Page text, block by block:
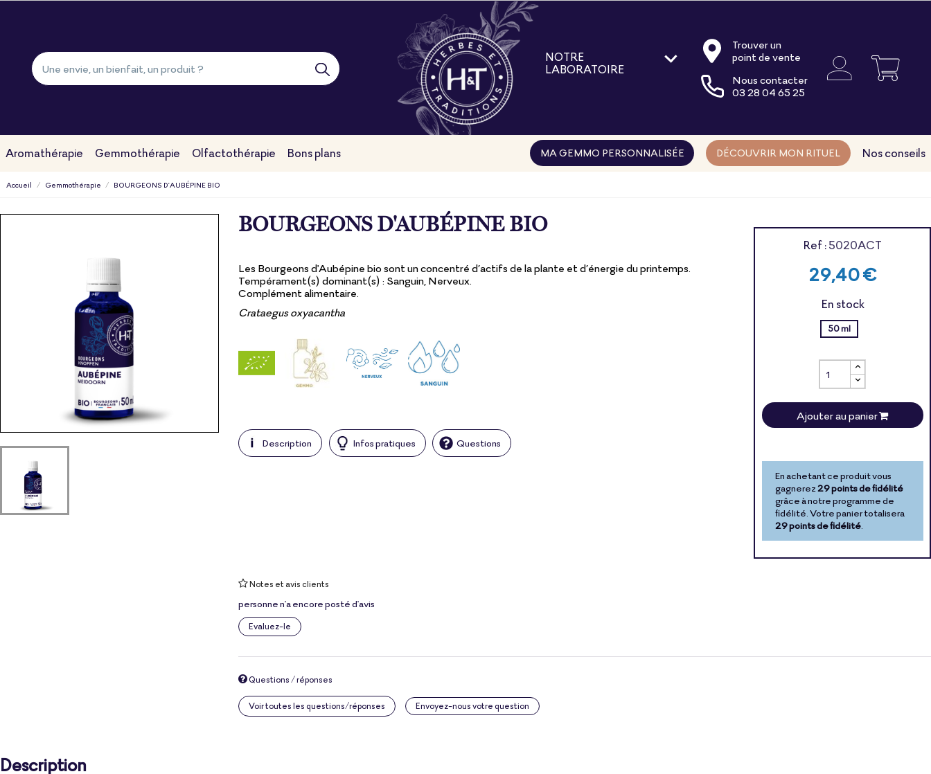
NOTRE
LABORATOIRE
Nos formations
Trouver un
point de vente
Nous contacter
03 28 04 65 25
Aromathérapie Gemmothérapie Olfactothérapie Bons plans Nos conseils
DÉCOUVRIR MON RITUEL
MA GEMMO PERSONNALISÉE
Accueil Gemmothérapie BOURGEONS D'AUBÉPINE BIO
BOURGEONS D'AUBÉPINE BIO
Les Bourgeons d'Aubépine bio sont un concentré d’actifs de la plante et d’énergie du printemps.
Tempérament(s) dominant(s) : Sanguin, Nerveux.
Complément alimentaire.
Crataegus oxyacantha
Description Infos pratiques Questions
Ref :5020ACT
29,40 €
En stock
50 ml
Ajouter au panier
En achetant ce produit vous
gagnerez29 points de fidélité
grâce à notre programme de
fidélité. Votre panier totalisera
29 points de fidélité.
Notes et avis clients
personne n'a encore posté d'avis
Evaluez-le
Questions / réponses
Voir toutes les questions/réponses Envoyez-nous votre question
Description